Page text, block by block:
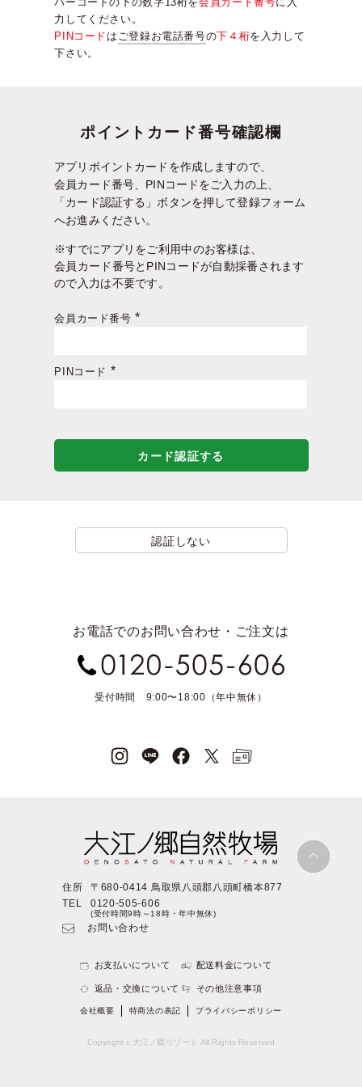
バーコードの下の数字13桁を会員カード番号に入
力してください。
PINコード は ご登録お電話番号の下４桁を入力して
下さい。
ポイントカード番号確認欄
アプリポイントカードを作成しますので、
会員カード番号、PINコードをご入力の上、
「カード認証する」ボタンを押して登録フォーム
へお進みください。
※すでにアプリをご利用中のお客様は、
会員カード番号とPINコードが自動採番されます
ので入力は不要です。
会員カード番号
PINコード
カード認証する
認証しない
お電話でのお問い合わせ・ご注文は
受付時間 9:00〜18:00（年中無休）
住所
〒680-0414 鳥取県八頭郡八頭町橋本877
TEL
0120-505-606
(受付時間9時～18時・年中無休)
お問い合わせ
お支払いについて 配送料金について
返品・交換について その他注意事項
会社概要 特商法の表記 プライバシーポリシー
Copyright c 大江ノ郷リゾート All Rights Reserved